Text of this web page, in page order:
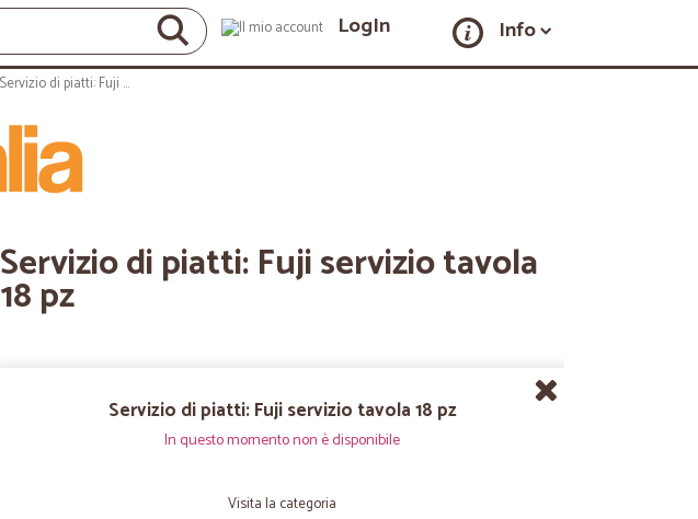
LogIn Info
Servizio di piatti: Fuji servizio tavola 18 pz
Servizio di piatti: Fuji servizio tavola
18 pz
Servizio di piatti: Fuji servizio tavola 18 pz
In questo momento non è disponibile
Visita la categoria